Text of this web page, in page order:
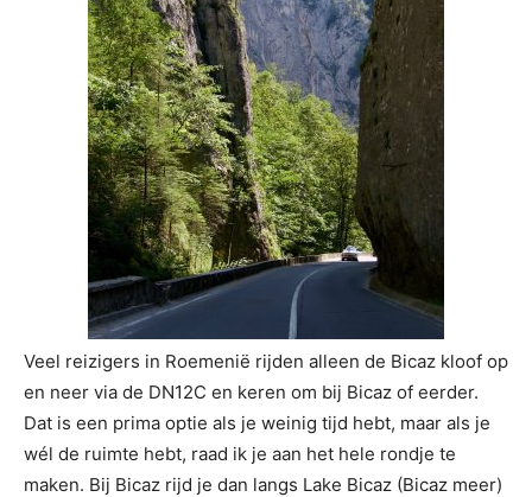
Veel reizigers in Roemenië rijden alleen de Bicaz kloof op
en neer via de DN12C en keren om bij Bicaz of eerder.
Dat is een prima optie als je weinig tijd hebt, maar als je
wél de ruimte hebt, raad ik je aan het hele rondje te
maken. Bij Bicaz rijd je dan langs Lake Bicaz (Bicaz meer)